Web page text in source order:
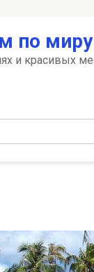
по
и красивых